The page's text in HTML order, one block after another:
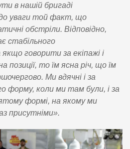
в нашій бригаді
уваги той факт, що
обстріли. Відповідно,
стабільного
говорити за екіпажі і
позиції, то їм ясна річ, що їм
Ми вдячні і за
форму, коли ми там були, і за
формі, на якому ми
присутніми».